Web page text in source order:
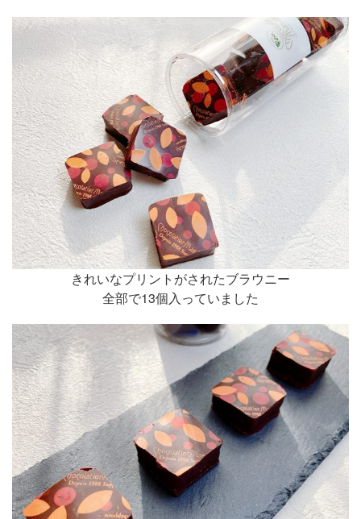
きれいなプリントがされたブラウニー
全部で13個入っていました